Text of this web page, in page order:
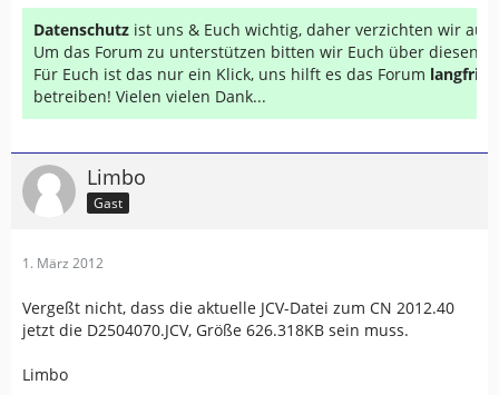
Datenschutz ist uns & Euch wichtig, daher verzichten wir auf
Um das Forum zu unterstützen bitten wir Euch über diesen
Für Euch ist das nur ein Klick, uns hilft es das Forum
betreiben! Vielen vielen Dank...
Limbo
Gast
1. März 2012
Vergeßt nicht, dass die aktuelle JCV-Datei zum CN 2012.40
jetzt die D2504070.JCV, Größe 626.318KB sein muss.
Limbo